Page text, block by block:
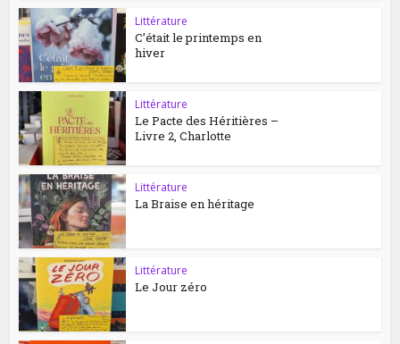
Littérature
C’était le printemps en
hiver
Littérature
Le Pacte des Héritières –
Livre 2, Charlotte
Littérature
La Braise en héritage
Littérature
Le Jour zéro